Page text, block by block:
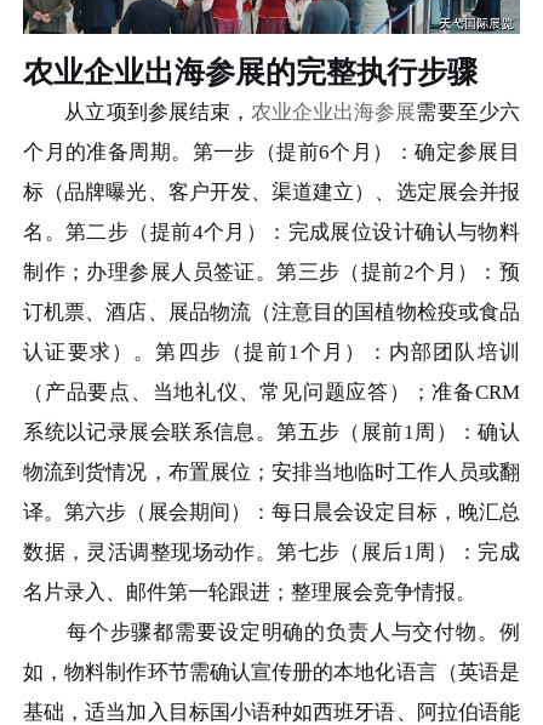
农业企业出海参展的完整执行步骤
从立项到参展结束，农业企业出海参展需要至少六
个月的准备周期。第一步（提前6个月）：确定参展目
标（品牌曝光、客户开发、渠道建立）、选定展会并报
名。第二步（提前4个月）：完成展位设计确认与物料
制作；办理参展人员签证。第三步（提前2个月）：预
订机票、酒店、展品物流（注意目的国植物检疫或食品
认证要求）。第四步（提前1个月）：内部团队培训
（产品要点、当地礼仪、常见问题应答）；准备CRM
系统以记录展会联系信息。第五步（展前1周）：确认
物流到货情况，布置展位；安排当地临时工作人员或翻
译。第六步（展会期间）：每日晨会设定目标，晚汇总
数据，灵活调整现场动作。第七步（展后1周）：完成
名片录入、邮件第一轮跟进；整理展会竞争情报。
每个步骤都需要设定明确的负责人与交付物。例
如，物料制作环节需确认宣传册的本地化语言（英语是
基础，适当加入目标国小语种如西班牙语、阿拉伯语能